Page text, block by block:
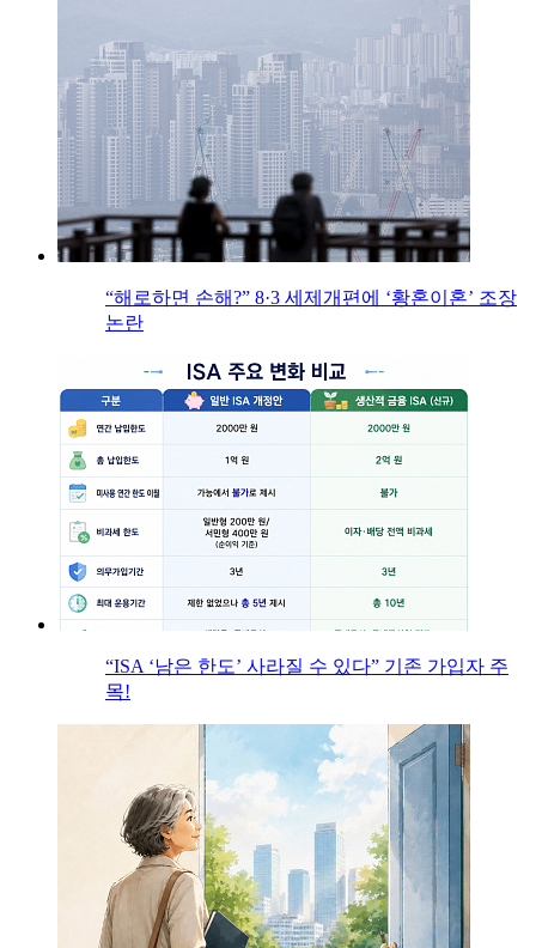
“해로하면 손해?” 8·3 세제개편에 ‘황혼이혼’ 조장
논란
“ISA ‘남은 한도’ 사라질 수 있다” 기존 가입자 주
목!